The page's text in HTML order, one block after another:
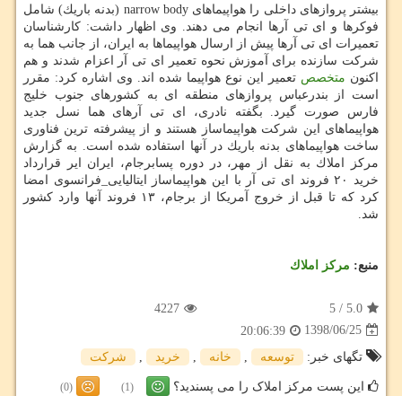
بیشتر پروازهای داخلی را هواپیماهای narrow body (بدنه باریك) شامل
فوكرها و ای تی آرها انجام می دهند. وی اظهار داشت: كارشناسان
تعمیرات ای تی آرها پیش از ارسال هواپیماها به ایران، از جانب هما به
شركت سازنده برای آموزش نحوه تعمیر ای تی آر اعزام شدند و هم
اكنون متخصص تعمیر این نوع هواپیما شده اند. وی اشاره كرد: مقرر
است از بندرعباس پروازهای منطقه ای به كشورهای جنوب خلیج
فارس صورت گیرد. بگفته نادری، ای تی آرهای هما نسل جدید
هواپیماهای این شركت هواپیماساز هستند و از پیشرفته ترین فناوری
ساخت هواپیماهای بدنه باریك در آنها استفاده شده است. به گزارش
مركز املاك به نقل از مهر، در دوره پسابرجام، ایران ایر قرارداد
خرید ۲۰ فروند ای تی آر با این هواپیماساز ایتالیایی_فرانسوی امضا
كرد كه تا قبل از خروج آمریكا از برجام، ۱۳ فروند آنها وارد كشور
شد.
منبع: مركز املاك
5.0
/
5
4227
1398/06/25
20:06:39
تگهای خبر:
توسعه , خانه , خرید , شركت
این پست مرکز املاک را می پسندید؟ (1)
(0)